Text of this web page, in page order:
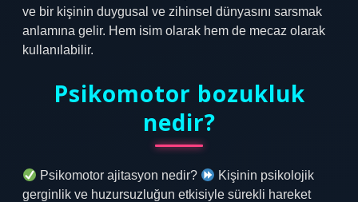
ve bir kişinin duygusal ve zihinsel dünyasını sarsmak
anlamına gelir. Hem isim olarak hem de mecaz olarak
kullanılabilir.
Psikomotor bozukluk
nedir?
Psikomotor ajitasyon nedir?
Kişinin psikolojik
gerginlik ve huzursuzluğun etkisiyle sürekli hareket